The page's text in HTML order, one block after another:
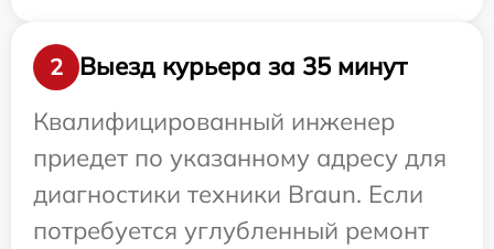
2
Выезд курьера за 35 минут
Квалифицированный инженер
приедет по указанному адресу для
диагностики техники Braun. Если
потребуется углубленный ремонт